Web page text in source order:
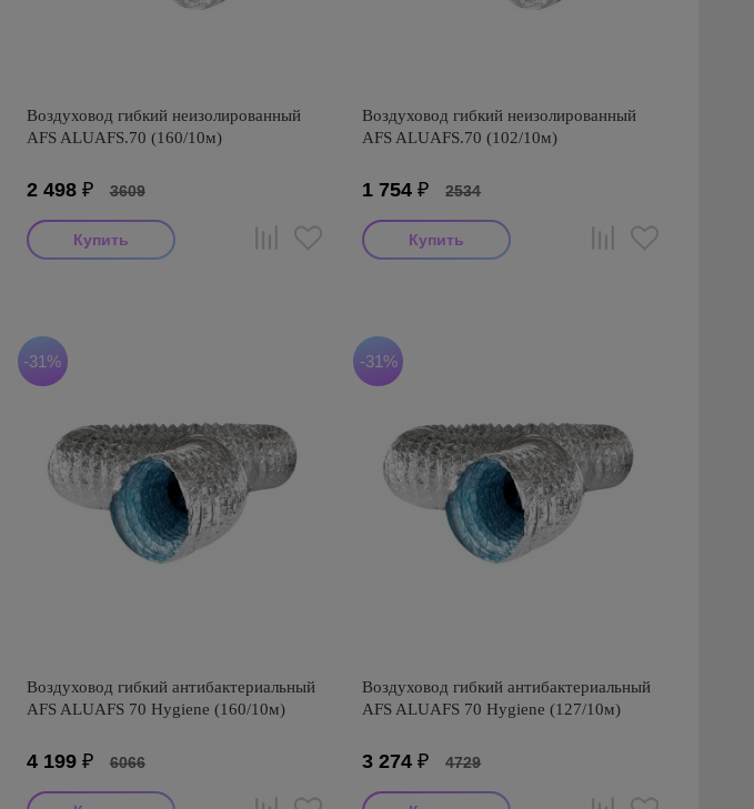
Воздуховод гибкий неизолированный
AFS ALUAFS.70 (160/10м)
2 498₽ 3609
Воздуховод гибкий неизолированный
AFS ALUAFS.70 (102/10м)
1 754 ₽ 2534
-31%
Воздуховод гибкий антибактериальный
AFS ALUAFS 70 Hygiene (160/10м)
4 199₽ 6066
-31%
Воздуховод гибкий антибактериальный
AFS ALUAFS 70 Hygiene (127/10м)
3 274 ₽ 4729